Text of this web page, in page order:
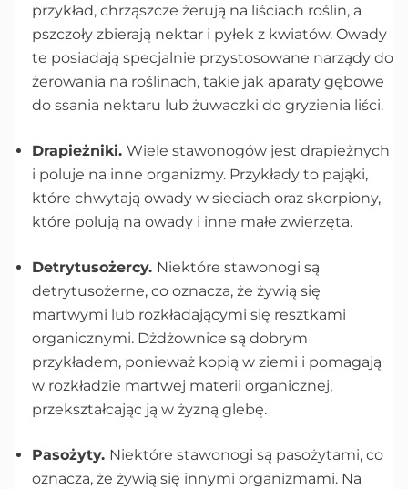
przykład, chrząszcze żerują na liściach roślin, a
pszczoły zbierają nektar i pyłek z kwiatów. Owady
te posiadają specjalnie przystosowane narządy do
żerowania na roślinach, takie jak aparaty gębowe
do ssania nektaru lub żuwaczki do gryzienia liści.
Drapieżniki. Wiele stawonogów jest drapieżnych
i poluje na inne organizmy. Przykłady to pająki,
które chwytają owady w sieciach oraz skorpiony,
które polują na owady i inne małe zwierzęta.
Detrytusożercy. Niektóre stawonogi są
detrytusożerne, co oznacza, że żywią się
martwymi lub rozkładającymi się resztkami
organicznymi. Dżdżownice są dobrym
przykładem, ponieważ kopią w ziemi i pomagają
w rozkładzie martwej materii organicznej,
przekształcając ją w żyzną glebę.
Pasożyty. Niektóre stawonogi są pasożytami, co
oznacza, że żywią się innymi organizmami. Na